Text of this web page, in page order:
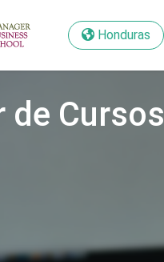
Honduras
Honduras
Cursos